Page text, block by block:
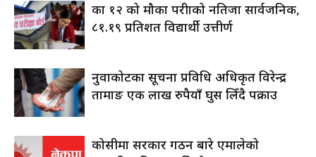
कक्षा १२ को मौका परीक्षाको नतिजा सार्वजनिक,
८१.१९ प्रतिशत विद्यार्थी उत्तीर्ण
नुवाकोटका सूचना प्रविधि अधिकृत विरेन्द्र
तामाङ एक लाख रुपैयाँ घुस लिँदै पक्राउ
कोसीमा सरकार गठन बारे एमालेको